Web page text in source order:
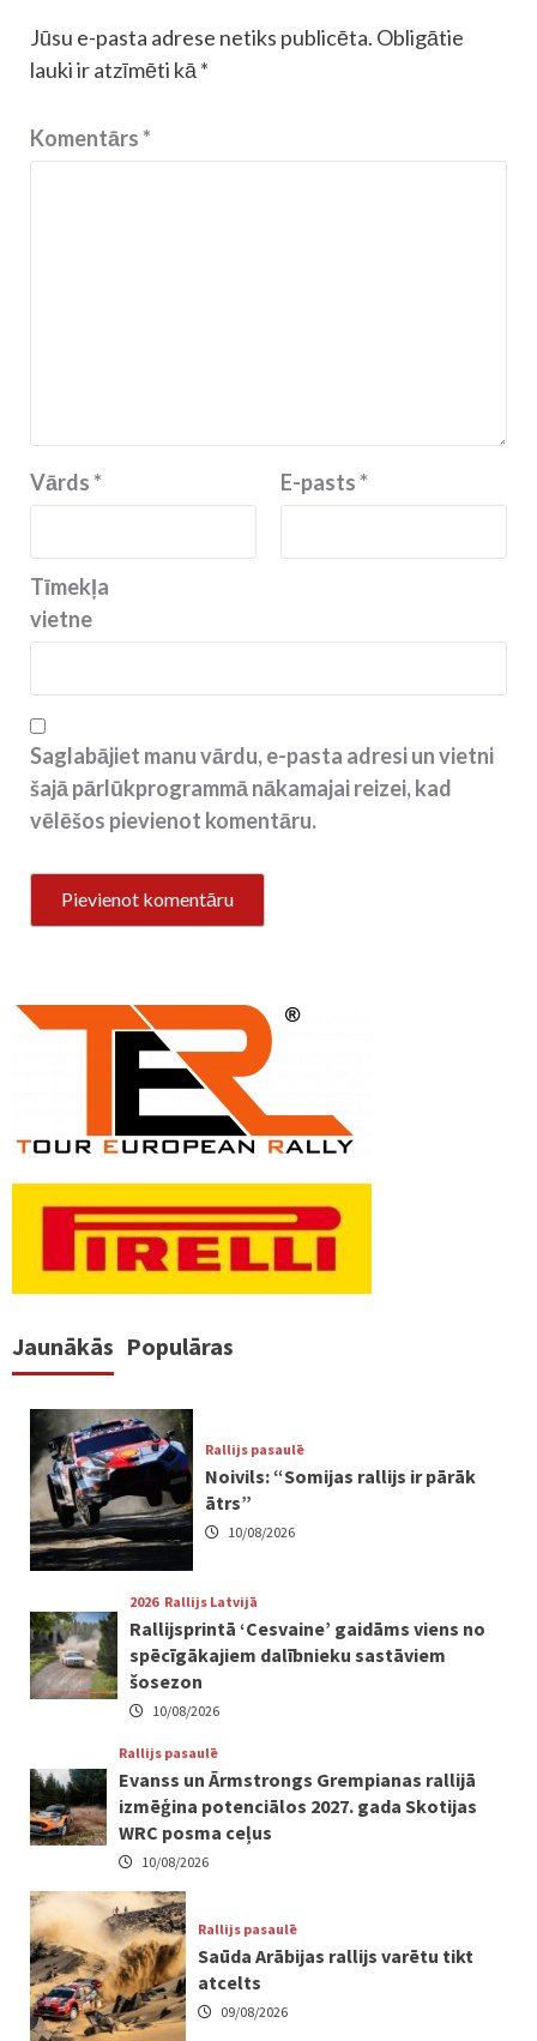
Jūsu e-pasta adrese netiks publicēta. Obligātie
lauki ir atzīmēti kā *
Komentārs*
Vārds* E-pasts*
Tīmekļa
vietne
Saglabājiet manu vārdu, e-pasta adresi un vietni
šajā pārlūkprogrammā nākamajai reizei, kad
vēlēšos pievienot komentāru.
Jaunākās Populāras
Rallijs pasaulē
Noivils: “Somijas rallijs ir pārāk
ātrs”
10/08/2026
2026 Rallijs Latvijā
Rallijsprintā ‘Cesvaine’ gaidāms viens no
spēcīgākajiem dalībnieku sastāviem
šosezon
10/08/2026
Rallijs pasaulē
Evanss un Ārmstrongs Grempianas rallijā
izmēģina potenciālos 2027. gada Skotijas
WRC posma ceļus
10/08/2026
Rallijs pasaulē
Saūda Arābijas rallijs varētu tikt
atcelts
09/08/2026